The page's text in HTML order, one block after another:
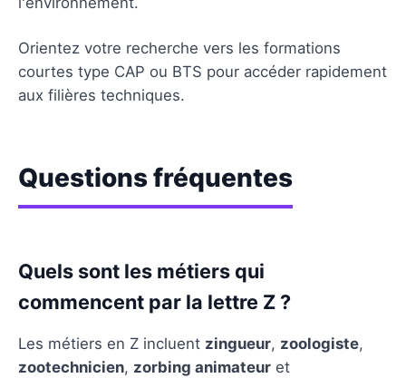
Orientez votre recherche vers les formations
courtes type CAP ou BTS pour accéder rapidement
aux filières techniques.
Questions fréquentes
Quels sont les métiers qui
commencent par la lettre Z ?
Les métiers en Z incluent zingueur, zoologiste,
zootechnicien, zorbing animateur et